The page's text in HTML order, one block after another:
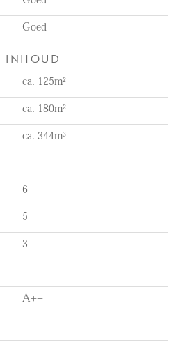
Goed
INHOUD
ca. 125m²
ca. 180m²
ca. 344m³
6
5
3
A++